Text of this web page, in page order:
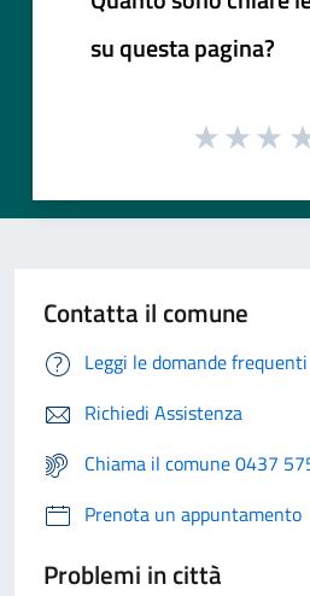
su questa pagina?
Contatta il comune
Leggi le domande frequenti
Richiedi Assistenza
Chiama il comune 0437
Prenota un appuntamento
Problemi in città